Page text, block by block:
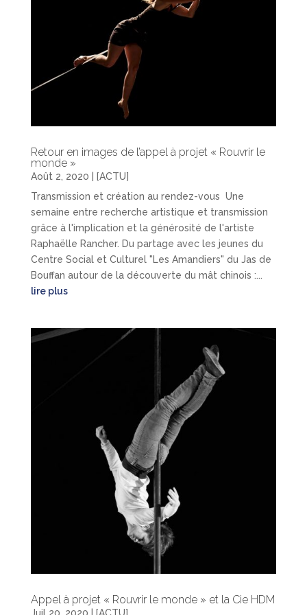
Retour en images de l’appel à projet « Rouvrir le
monde »
Août 2, 2020
[ACTU]
Transmission et création au rendez-vous Une
semaine entre recherche artistique et transmission
grâce à l'implication et la générosité de l'artiste
Raphaëlle Rancher. Du partage avec les jeunes du
Centre Social et Culturel "Les Amandiers" du Jas de
Bouffan autour de la découverte du mât chinois :...
lire plus
Appel à projet « Rouvrir le monde » et la Cie HDM